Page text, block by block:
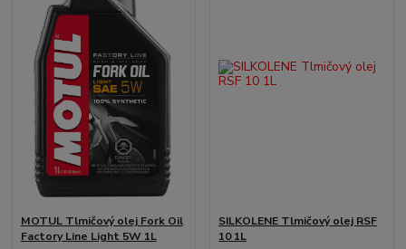
MOTUL Tlmičový olej Fork Oil
Factory Line Light 5W 1L
SILKOLENE Tlmičový olej RSF
10 1L